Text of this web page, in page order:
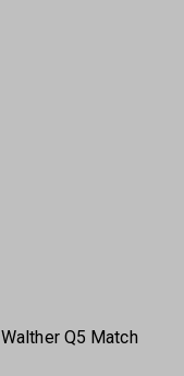
Walther Q5 Match